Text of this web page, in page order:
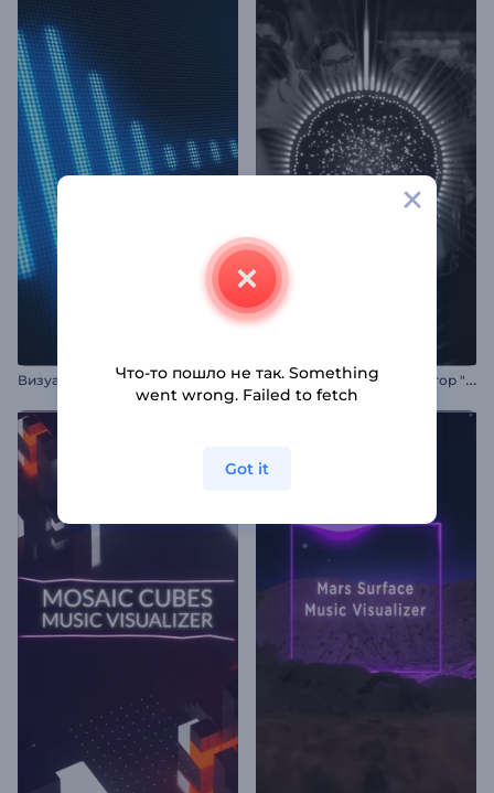
В
изуализатор музыки: LCD-дисплей М
узыкальный визуализатор "Светящиеся биты"
Что-то пошло не так. Something
went wrong. Failed to fetch
Got it